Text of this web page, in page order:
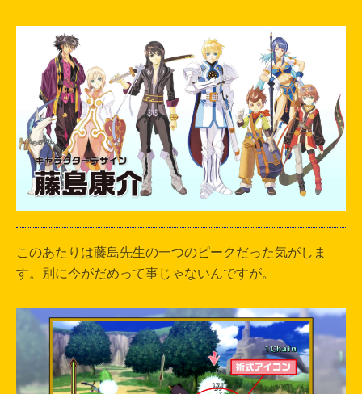
このあたりは藤島先生の一つのピークだった気がしま
す。別に今がだめって事じゃないんですが。